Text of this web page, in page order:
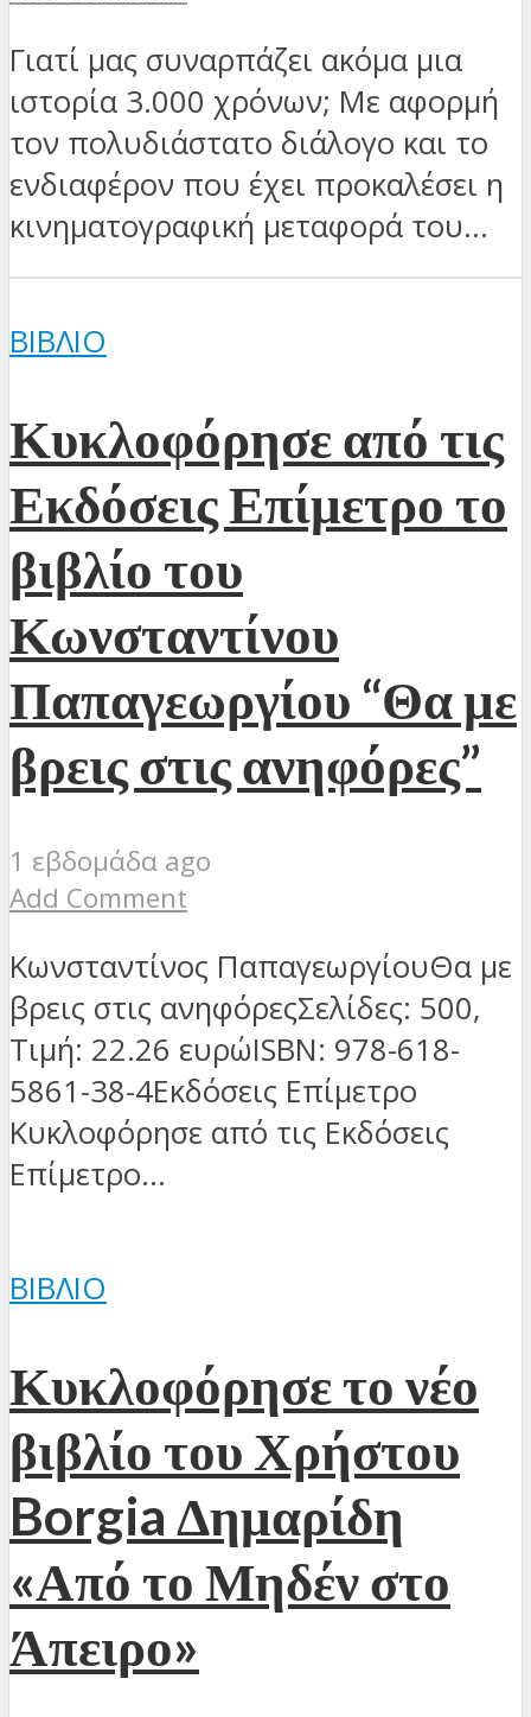
Γιατί μας συναρπάζει ακόμα μια
ιστορία 3.000 χρόνων; Με αφορμή
τον πολυδιάστατο διάλογο και το
ενδιαφέρον που έχει προκαλέσει η
κινηματογραφική μεταφορά του...
ΒΙΒΛΊΟ
Κυκλοφόρησε από τις
Εκδόσεις Επίμετρο το
βιβλίο του
Κωνσταντίνου
Παπαγεωργίου “Θα με
βρεις στις ανηφόρες”
1 εβδομάδα ago
Add Comment
Κωνσταντίνος ΠαπαγεωργίουΘα με
βρεις στις ανηφόρεςΣελίδες: 500,
Τιμή: 22.26 ευρώISBN: 978-618-
5861-38-4Εκδόσεις Επίμετρο
Κυκλοφόρησε από τις Εκδόσεις
Επίμετρο...
ΒΙΒΛΊΟ
Κυκλοφόρησε το νέο
βιβλίο του Χρήστου
Borgia Δημαρίδη
«Από το Μηδέν στο
Άπειρο»